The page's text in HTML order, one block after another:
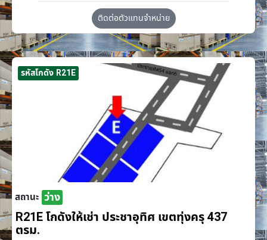
ติดต่อตัวแทนจำหน่าย
รหัสโกดัง R21E
สถานะ ว่าง
R21E โกดังให้เช่า ประชาอุทิศ เขตทุ่งครุ 437
ตรม.